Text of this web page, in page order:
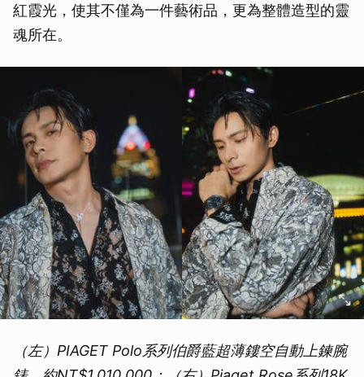
紅霞光，使其不僅為一件藝術品，更為整體造型的靈
魂所在。
（左）PIAGET Polo系列伯爵藍超薄鏤空自動上鍊腕